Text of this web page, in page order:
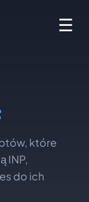
☰
które
INP,
do ich